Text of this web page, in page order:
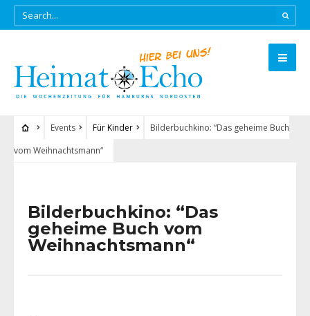
Events Für Kinder
Bilderbuchkino: “Das geheime Buch
vom Weihnachtsmann“
Bilderbuchkino: “Das
geheime Buch vom
Weihnachtsmann“